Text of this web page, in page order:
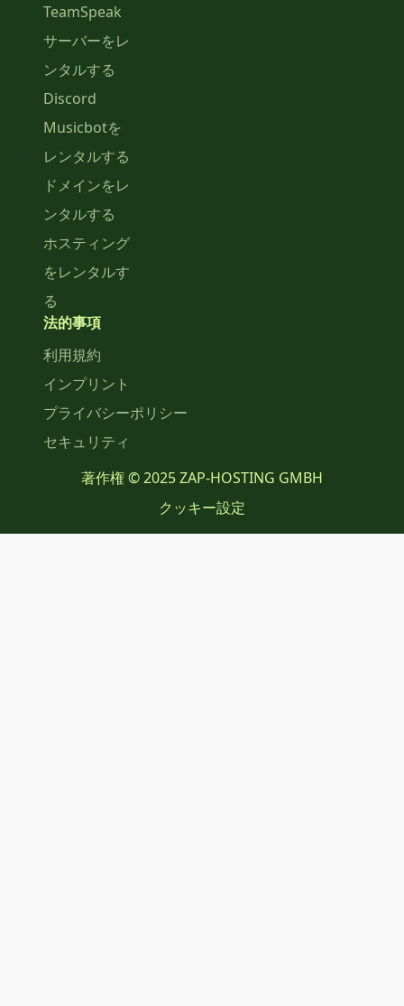
TeamSpeak
サーバーをレ
ンタルする
Discord
Musicbotを
レンタルする
ドメインをレ
ンタルする
ホスティング
をレンタルす
る
法的事項
利用規約
インプリント
プライバシーポリシー
セキュリティ
著作権 © 2025 ZAP-HOSTING GMBH
クッキー設定